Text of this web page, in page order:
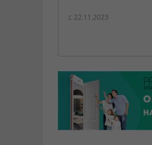
c 22.11.2023